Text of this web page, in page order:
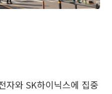
자와 SK하이닉스에 집중